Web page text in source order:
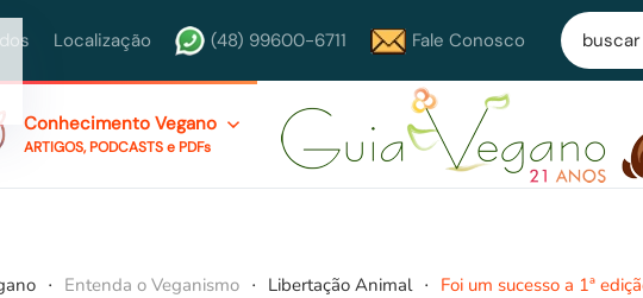
Localização (48) 99600-6711 Fale Conosco
Conhecimento Vegano
ARTIGOS, PODCASTS e PDFs
Entenda o Veganismo Libertação Animal
Foi um sucesso a 1ª